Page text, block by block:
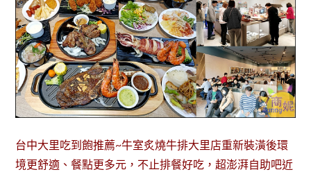
台中大里吃到飽推薦~牛室炙燒牛排大里店重新裝潢後環
境更舒適、餐點更多元，不止排餐好吃，超澎湃自助吧近